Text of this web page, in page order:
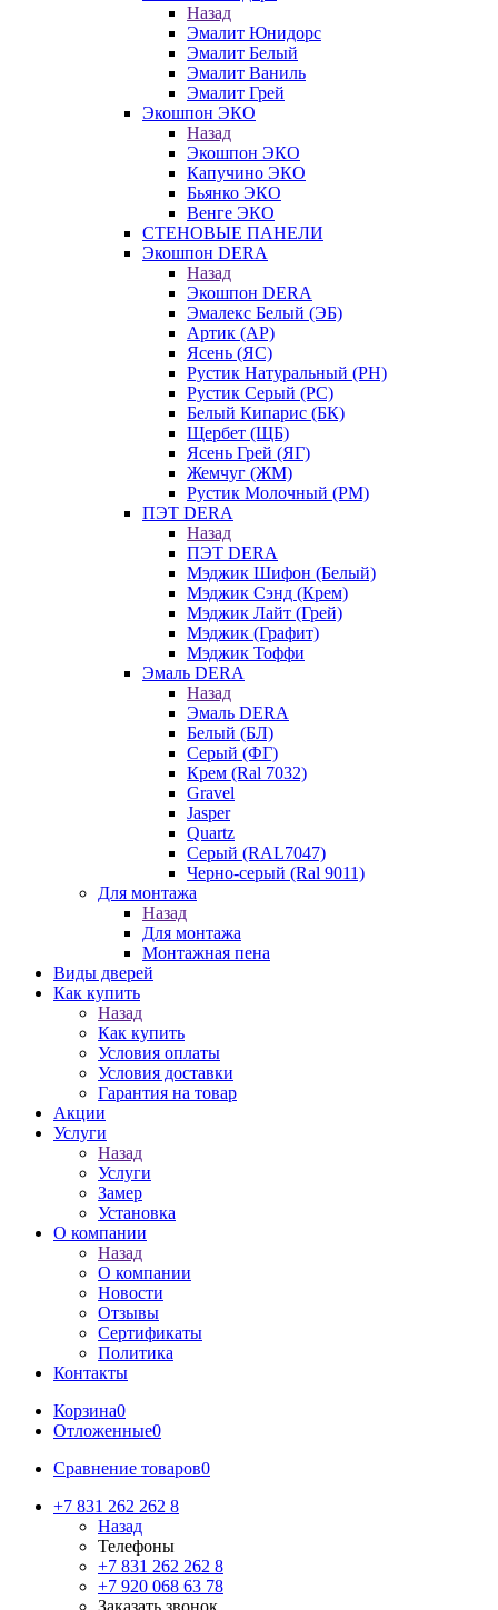
Назад
Эмалит Юнидорс
Эмалит Белый
Эмалит Ваниль
Эмалит Грей
Экошпон ЭКО
Назад
Экошпон ЭКО
Капучино ЭКО
Бьянко ЭКО
Венге ЭКО
СТЕНОВЫЕ ПАНЕЛИ
Экошпон DERA
Назад
Экошпон DERA
Эмалекс Белый (ЭБ)
Артик (АР)
Ясень (ЯС)
Рустик Натуральный (РН)
Рустик Серый (РС)
Белый Кипарис (БК)
Щербет (ЩБ)
Ясень Грей (ЯГ)
Жемчуг (ЖМ)
Рустик Молочный (РМ)
ПЭТ DERA
Назад
ПЭТ DERA
Мэджик Шифон (Белый)
Мэджик Сэнд (Крем)
Мэджик Лайт (Грей)
Мэджик (Графит)
Мэджик Тоффи
Эмаль DERA
Назад
Эмаль DERA
Белый (БЛ)
Серый (ФГ)
Крем (Ral 7032)
Gravel
Jasper
Quartz
Серый (RAL7047)
Черно-серый (Ral 9011)
Для монтажа
Назад
Для монтажа
Монтажная пена
Виды дверей
Как купить
Назад
Как купить
Условия оплаты
Условия доставки
Гарантия на товар
Акции
Услуги
Назад
Услуги
Замер
Установка
О компании
Назад
О компании
Новости
Отзывы
Сертификаты
Политика
Контакты
Корзина0
Отложенные0
Сравнение товаров0
+7 831 262 262 8
Назад
Телефоны
+7 831 262 262 8
+7 920 068 63 78
Заказать звонок